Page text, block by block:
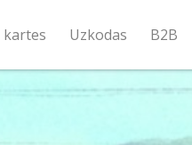
kartes Uzkodas B2B